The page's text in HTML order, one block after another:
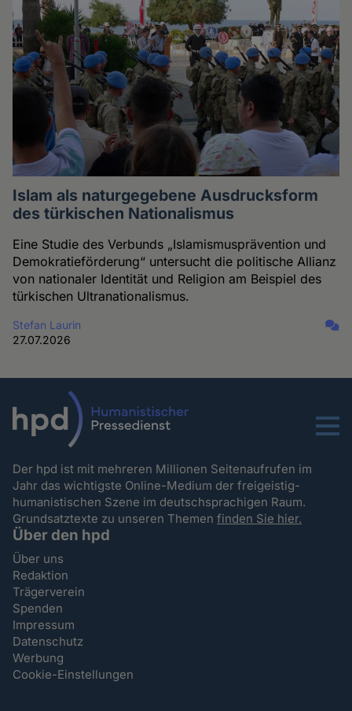
Islam als naturgegebene Ausdrucksform
des türkischen Nationalismus
Eine Studie des Verbunds „Islamismusprävention und
Demokratieförderung“ untersucht die politische Allianz
von nationaler Identität und Religion am Beispiel des
türkischen Ultranationalismus.
Stefan Laurin
27.07.2026
Menu
Der hpd ist mit mehreren Millionen Seitenaufrufen im
Jahr das wichtigste Online-Medium der freigeistig-
humanistischen Szene im deutschsprachigen Raum.
Grundsatztexte zu unseren Themenfinden Sie hier.
Über den hpd
Über uns
Redaktion
Trägerverein
Spenden
Impressum
Datenschutz
Werbung
Cookie-Einstellungen